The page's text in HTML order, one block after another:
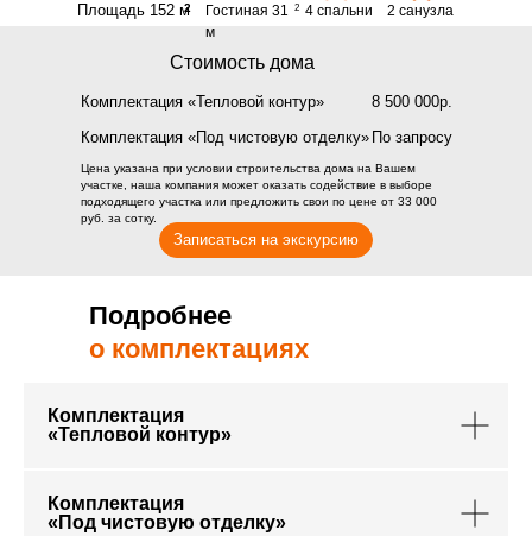
Площадь 152 м 4 спальни
Гостиная 31
м
2 санузла
Стоимость дома
Комплектация «Тепловой контур»
8 500 000р.
Комплектация «Под чистовую отделку» По запросу
Записаться на экскурсию
2 2
Цена указана при условии строительства дома на Вашем
участке, наша компания может оказать содействие в выборе
подходящего участка или предложить свои по цене от 33 000
руб. за сотку.
Подробнее
о комплектациях
Комплектация
«Тепловой контур»
Комплектация
«Под чистовую отделку»